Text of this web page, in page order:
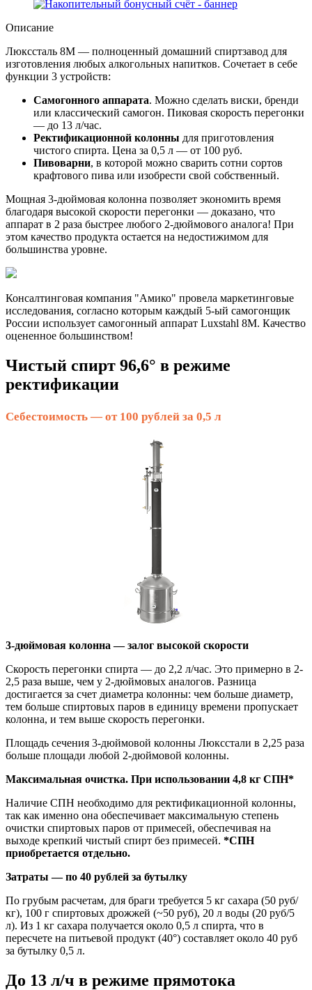
Описание
Люкссталь 8М — полноценный домашний спиртзавод для
изготовления любых алкогольных напитков. Сочетает в себе
функции 3 устройств:
Самогонного аппарата. Можно сделать виски, бренди
или классический самогон. Пиковая скорость перегонки
— до 13 л/час.
Ректификационной колонны для приготовления
чистого спирта. Цена за 0,5 л — от 100 руб.
Пивоварни, в которой можно сварить сотни сортов
крафтового пива или изобрести свой собственный.
Мощная 3-дюймовая колонна позволяет экономить время
благодаря высокой скорости перегонки — доказано, что
аппарат в 2 раза быстрее любого 2-дюймового аналога! При
этом качество продукта остается на недостижимом для
большинства уровне.
Консалтинговая компания "Амико" провела маркетинговые
исследования, согласно которым каждый 5-ый самогонщик
России использует самогонный аппарат Luxstahl 8M. Качество
оцененное большинством!
Чистый спирт 96,6° в режиме
ректификации
Себестоимость — от 100 рублей за 0,5 л
3-дюймовая колонна — залог высокой скорости
Скорость перегонки спирта — до 2,2 л/час. Это примерно в 2-
2,5 раза выше, чем у 2-дюймовых аналогов. Разница
достигается за счет диаметра колонны: чем больше диаметр,
тем больше спиртовых паров в единицу времени пропускает
колонна, и тем выше скорость перегонки.
Площадь сечения 3-дюймовой колонны Люксстали в 2,25 раза
больше площади любой 2-дюймовой колонны.
Максимальная очистка. При использовании 4,8 кг СПН*
Наличие СПН необходимо для ректификационной колонны,
так как именно она обеспечивает максимальную степень
очистки спиртовых паров от примесей, обеспечивая на
выходе крепкий чистый спирт без примесей. *СПН
приобретается отдельно.
Затраты — по 40 рублей за бутылку
По грубым расчетам, для браги требуется 5 кг сахара (50 руб/
кг), 100 г спиртовых дрожжей (~50 руб), 20 л воды (20 руб/5
л). Из 1 кг сахара получается около 0,5 л спирта, что в
пересчете на питьевой продукт (40°) составляет около 40 руб
за бутылку 0,5 л.
До 13 л/ч в режиме прямотока